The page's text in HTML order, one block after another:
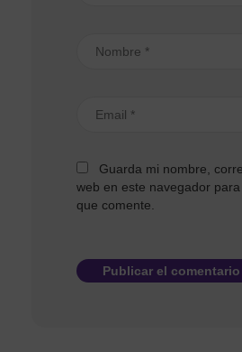
Guarda mi nombre,
web en este navegador
que comente.